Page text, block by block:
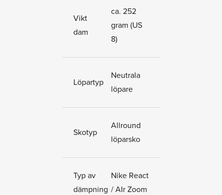
Vikt
dam
ca. 252
gram (US
8)
Löpartyp
Neutrala
löpare
Skotyp
Allround
löparsko
Typ av
dämpning
Nike React
/ AIr Zoom